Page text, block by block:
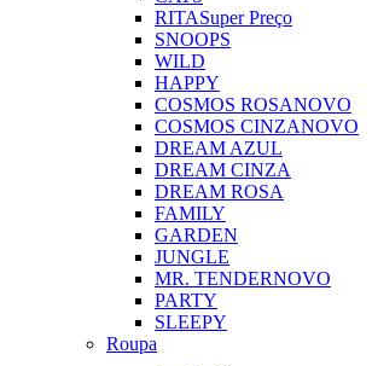
RITASuper Preço
SNOOPS
WILD
HAPPY
COSMOS ROSANOVO
COSMOS CINZANOVO
DREAM AZUL
DREAM CINZA
DREAM ROSA
FAMILY
GARDEN
JUNGLE
MR. TENDERNOVO
PARTY
SLEEPY
Roupa